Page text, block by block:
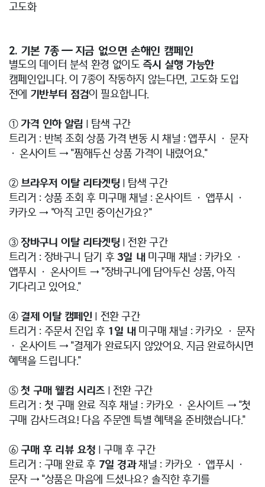
고도화
2. 기본 7종 — 지금 없으면 손해인 캠페인
별도의 데이터 분석 환경 없이도즉시 실행 가능한
캠페인입니다. 이 7종이 작동하지 않는다면, 고도화 도입
전에 기반부터 점검이 필요합니다.
①가격 인하 알림 | 탐색 구간
트리거 : 반복 조회 상품 가격 변동 시 채널 : 앱푸시 · 문자
· 온사이트 → "찜해두신 상품 가격이 내렸어요."
② 브라우저 이탈 리타겟팅 | 탐색 구간
트리거 : 상품 조회 후 미구매 채널 : 온사이트 · 앱푸시 ·
카카오 → "아직 고민 중이신가요?"
③장바구니 이탈 리타겟팅 | 전환 구간
트리거 : 장바구니 담기 후3일 내 미구매 채널 : 카카오 ·
앱푸시 · 온사이트 → "장바구니에 담아두신 상품, 아직
기다리고 있어요."
④ 결제 이탈 캠페인 | 전환 구간
트리거 : 주문서 진입 후 1일 내 미구매 채널 : 카카오 · 문자
· 온사이트 → "결제가 완료되지 않았어요. 지금 완료하시면
혜택을 드립니다."
⑤첫 구매 웰컴 시리즈| 전환 구간
트리거 : 첫 구매 완료 직후 채널 : 카카오 · 온사이트 → "첫
구매 감사드려요! 다음 주문엔 특별 혜택을 준비했습니다."
⑥ 구매 후 리뷰 요청 | 구매 후 구간
트리거 : 구매 완료 후 7일 경과채널 : 카카오 · 앱푸시 ·
문자 → "상품은 마음에 드셨나요? 솔직한 후기를